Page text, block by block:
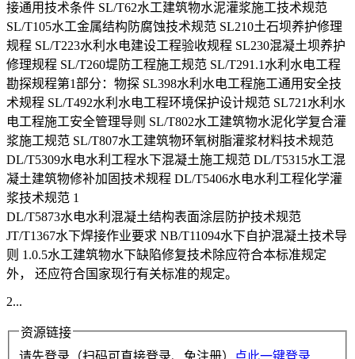
接通用技术条件 SL/T62水工建筑物水泥灌浆施工技术规范
SL/T105水工金属结构防腐蚀技术规范 SL210土石坝养护修理
规程 SL/T223水利水电建设工程验收规程 SL230混凝土坝养护
修理规程 SL/T260堤防工程施工规范 SL/T291.1水利水电工程
勘探规程第1部分：物探 SL398水利水电工程施工通用安全技
术规程 SL/T492水利水电工程环境保护设计规范 SL721水利水
电工程施工安全管理导则 SL/T802水工建筑物水泥化学复合灌
浆施工规范 SL/T807水工建筑物环氧树脂灌浆材料技术规范
DL/T5309水电水利工程水下混凝土施工规范 DL/T5315水工混
凝土建筑物修补加固技术规程 DL/T5406水电水利工程化学灌
浆技术规范 1
DL/T5873水电水利混凝土结构表面涂层防护技术规范
JT/T1367水下焊接作业要求 NB/T11094水下自护混凝土技术导
则 1.0.5水工建筑物水下缺陷修复技术除应符合本标准规定
外， 还应符合国家现行有关标准的规定。
2...
资源链接
请先登录（扫码可直接登录、免注册）
点此一键登录